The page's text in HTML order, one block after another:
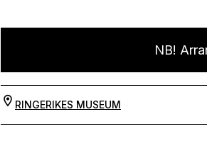
NB!
RINGERIKES MUSEUM